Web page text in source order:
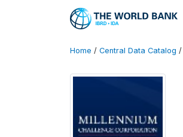
Home / Central Data Catalog /